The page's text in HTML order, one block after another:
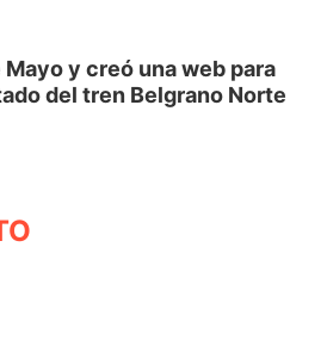
y creó una web para
del tren Belgrano Norte